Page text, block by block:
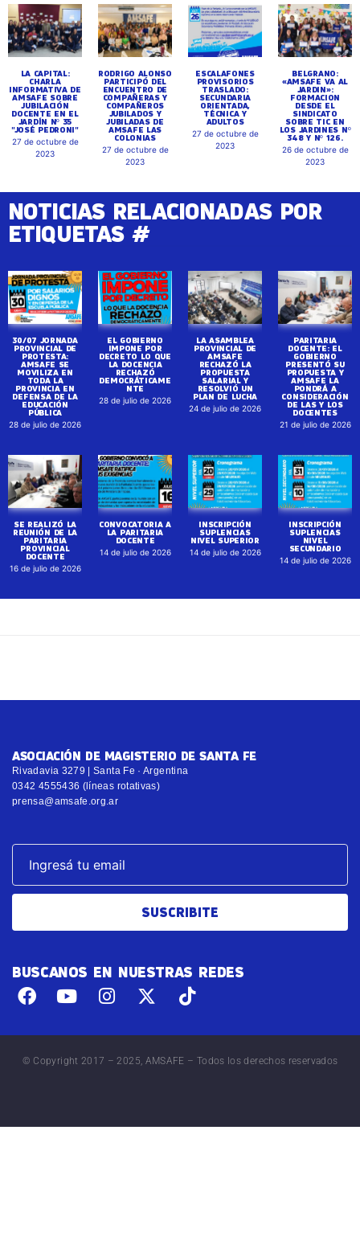
LA CAPITAL:
CHARLA
INFORMATIVA DE
AMSAFE SOBRE
JUBILACIÓN
DOCENTE EN EL
JARDÍN Nº 35
"JOSÉ PEDRONI"
27 de octubre de
2023
RODRIGO ALONSO
PARTICIPÓ DEL
ENCUENTRO DE
COMPAÑERAS Y
COMPAÑEROS
JUBILADOS Y
JUBILADAS DE
AMSAFE LAS
COLONIAS
27 de octubre de
2023
ESCALAFONES
PROVISORIOS
TRASLADO:
SECUNDARIA
ORIENTADA,
TÉCNICA Y
ADULTOS
27 de octubre de
2023
BELGRANO:
«AMSAFE VA AL
JARDIN»:
FORMACION
DESDE EL
SINDICATO
SOBRE TIC EN
LOS JARDINES Nº
348 Y Nº 126.
26 de octubre de
2023
NOTICIAS RELACIONADAS POR
ETIQUETAS #
30/07 JORNADA
PROVINCIAL DE
PROTESTA:
AMSAFE SE
MOVILIZA EN
TODA LA
PROVINCIA EN
DEFENSA DE LA
EDUCACIÓN
PÚBLICA
28 de julio de 2026
EL GOBIERNO
IMPONE POR
DECRETO LO QUE
LA DOCENCIA
RECHAZÓ
DEMOCRÁTICAME
NTE
28 de julio de 2026
LA ASAMBLEA
PROVINCIAL DE
AMSAFE
RECHAZÓ LA
PROPUESTA
SALARIAL Y
RESOLVIÓ UN
PLAN DE LUCHA
24 de julio de 2026
PARITARIA
DOCENTE: EL
GOBIERNO
PRESENTÓ SU
PROPUESTA Y
AMSAFE LA
PONDRÁ A
CONSIDERACIÓN
DE LAS Y LOS
DOCENTES
21 de julio de 2026
SE REALIZÓ LA
REUNIÓN DE LA
PARITARIA
PROVINCIAL
DOCENTE
16 de julio de 2026
CONVOCATORIA A
LA PARITARIA
DOCENTE
14 de julio de 2026
INSCRIPCIÓN
SUPLENCIAS
NIVEL SUPERIOR
14 de julio de 2026
INSCRIPCIÓN
SUPLENCIAS
NIVEL
SECUNDARIO
14 de julio de 2026
ASOCIACIÓN DE MAGISTERIO DE SANTA FE
Rivadavia 3279 | Santa Fe · Argentina
0342 4555436 (líneas rotativas)
prensa@amsafe.org.ar
SUSCRIBITE
BUSCANOS EN NUESTRAS REDES
© Copyright 2017 – 2025, AMSAFE – Todos los derechos reservados